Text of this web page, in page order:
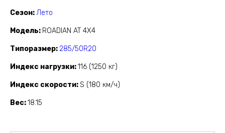
Сезон Лето
Модель ROADIAN AT 4X4
Типоразмер 285/50R20
Индекс нагрузки 116 (1250 кг)
Индекс скорости S (180 км/ч)
Вес 18.15